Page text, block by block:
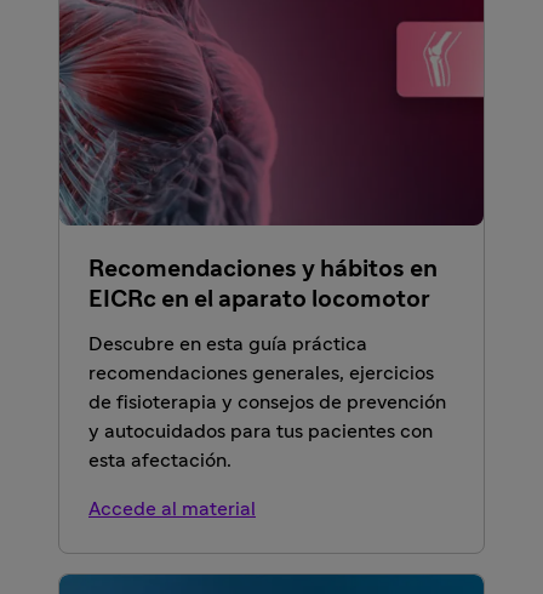
Recomendaciones y hábitos en
EICRc en el aparato locomotor
Descubre en esta guía práctica
recomendaciones generales, ejercicios
de fisioterapia y consejos de prevención
y autocuidados para tus pacientes con
esta afectación.
Accede al material